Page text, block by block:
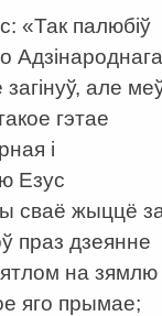
«Так палюбіў
але
гэтае
і
Езус
сваё жыццё
праз дзеянне
на зямлю
яго прымае;